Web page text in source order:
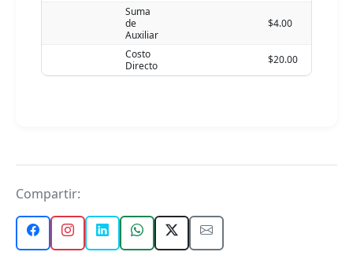
Suma
de
Auxiliar
$4.00
Costo
Directo
$20.00
Compartir: